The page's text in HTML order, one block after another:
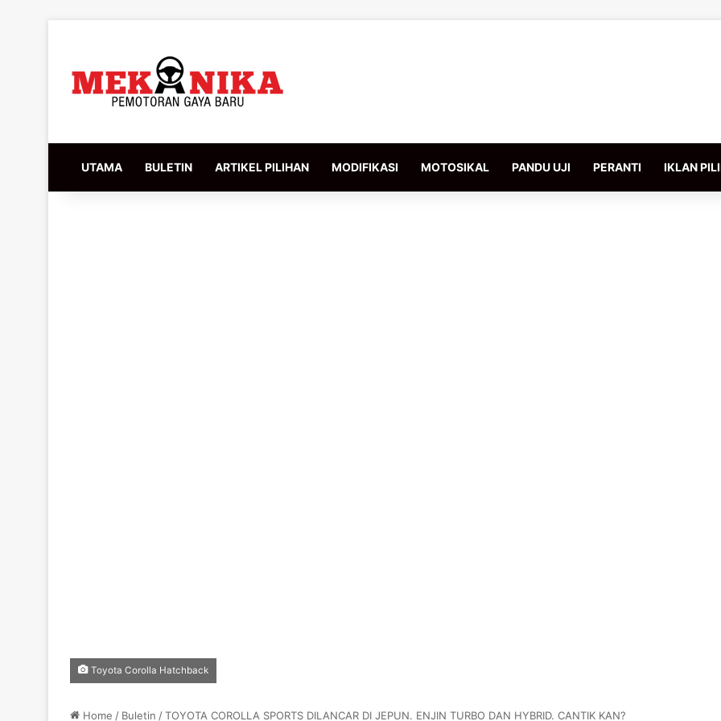
UTAMA BULETIN ARTIKEL PILIHAN MODIFIKASI MOTOSIKAL PANDU UJI PERANTI IKLAN
Toyota Corolla Hatchback
Home / Buletin /TOYOTA COROLLA SPORTS DILANCAR DI JEPUN. ENJIN TURBO DAN HYBRID. CANTIK KAN?